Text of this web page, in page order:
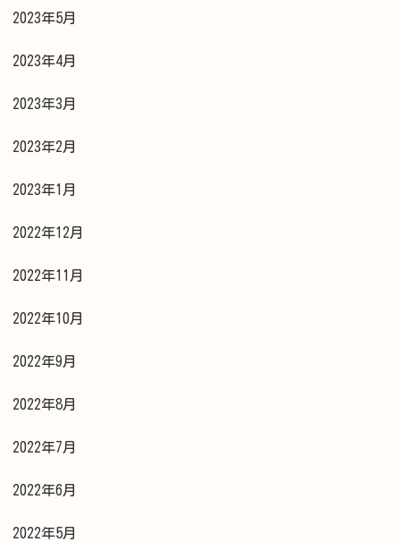
2023年5月
2023年4月
2023年3月
2023年2月
2023年1月
2022年12月
2022年11月
2022年10月
2022年9月
2022年8月
2022年7月
2022年6月
2022年5月